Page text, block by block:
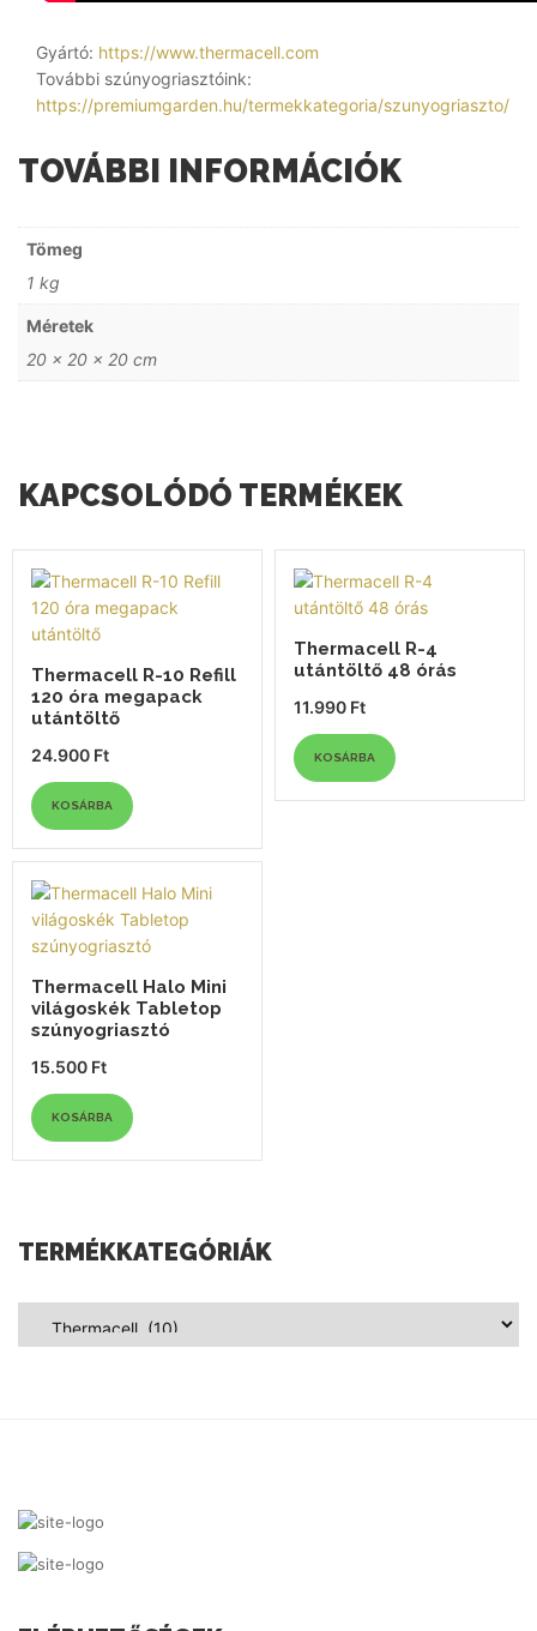
Gyártó: https://www.thermacell.com
További szúnyogriasztóink:
https://premiumgarden.hu/termekkategoria/szunyogriaszto/
TOVÁBBI INFORMÁCIÓK
Tömeg
1 kg
Méretek
20 × 20 × 20 cm
KAPCSOLÓDÓ TERMÉKEK
Thermacell R-10 Refill
120 óra megapack
utántöltő
24.900 Ft
KOSÁRBA
Thermacell R-4
utántöltő 48 órás
11.990 Ft
KOSÁRBA
Thermacell Halo Mini
világoskék Tabletop
szúnyogriasztó
15.500 Ft
KOSÁRBA
TERMÉKKATEGÓRIÁK